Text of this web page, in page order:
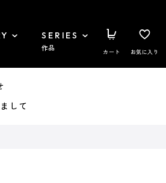
SERIES
作品 カート お気に入り
して